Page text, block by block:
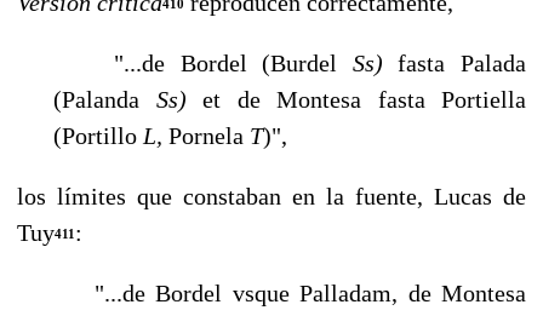
410
"...de Bordel (Burdel Ss)fasta Palada
(Palanda Ss) et de Montesa fasta Por­tiella
(Portillo L, Pornela T)",
los límites que constaban en la fuente, Lucas de
Tuy411 :
"...de Bordel vsque Palladam, de Montesa